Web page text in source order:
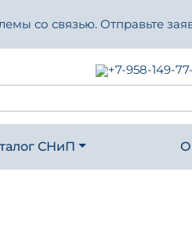
со связью. Отправьте
+7-958-149-
СНиП О